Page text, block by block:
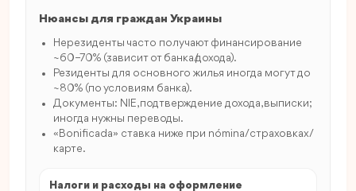
Нюансы для граждан Украины
Нерезиденты часто получают финансирование
~60–70% (зависит от банка/дохода).
Резиденты для основного жилья иногда могут до
~80% (по условиям банка).
Документы: NIE, подтверждение дохода, выписки;
иногда нужны переводы.
«Bonificada» ставка ниже при nómina/страховках/
карте.
Налоги и расходы на оформление